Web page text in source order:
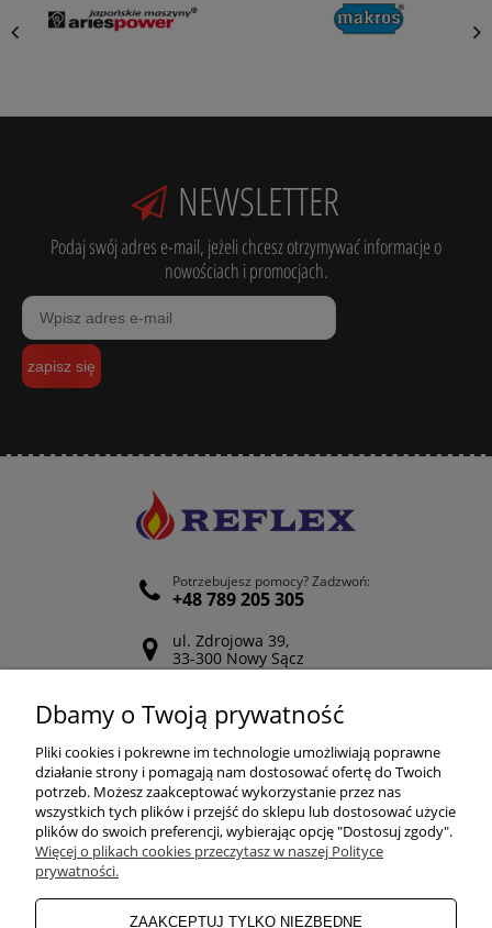
NEWSLETTER
Podaj swój adres e-mail, jeżeli chcesz otrzymywać informacje o
nowościach i promocjach.
zapisz się
Potrzebujesz pomocy? Zadzwoń:
+48 789 205 305
ul. Zdrojowa 39,
33-300 Nowy Sącz
Odwiedź nasz Facebook
POMOC
ZAKUPY
MOJE KONTO
Dbamy o Twoją prywatność
Pliki cookies i pokrewne im technologie umożliwiają poprawne
działanie strony i pomagają nam dostosować ofertę do Twoich
potrzeb. Możesz zaakceptować wykorzystanie przez nas
wszystkich tych plików i przejść do sklepu lub dostosować użycie
plików do swoich preferencji, wybierając opcję "Dostosuj zgody".
Więcej o plikach cookies przeczytasz w naszej Polityce
prywatności.
ZAAKCEPTUJ TYLKO NIEZBĘDNE